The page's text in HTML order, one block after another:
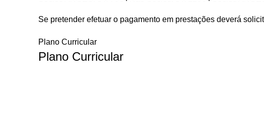
Se pretender efetuar o pagamento em prestações deverá
Plano Curricular
Plano Curricular